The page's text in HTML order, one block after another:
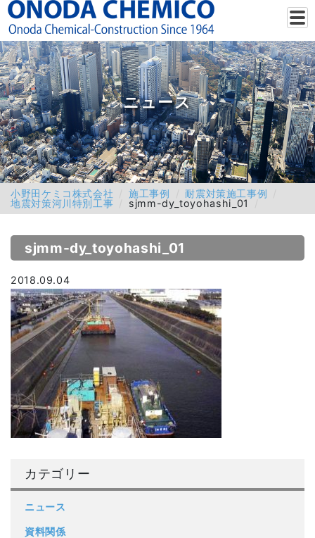
ニュース
小野田ケミコ株式会社 施工事例
耐震対策施工事例
地震対策河川特別工事
sjmm-dy_toyohashi_01
sjmm-dy_toyohashi_01
2018.09.04
カテゴリー
ニュース
資料関係